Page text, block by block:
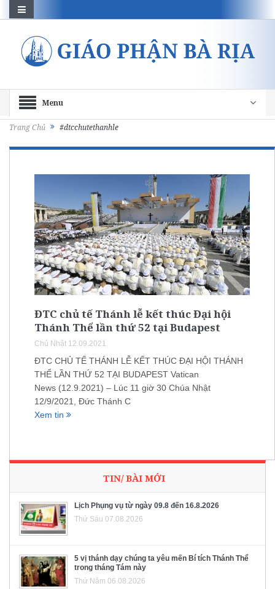
Menu
Trang Chủ #dtcchutethanhle
ĐTC chủ tế Thánh lễ kết thúc Đại hội
Thánh Thể lần thứ 52 tại Budapest
Chủ Nhật 12.09.2021
ĐTC CHỦ TẾ THÁNH LỄ KẾT THÚC ĐẠI HỘI THÁNH
THỂ LẦN THỨ 52 TẠI BUDAPEST Vatican
News (12.9.2021) – Lúc 11 giờ 30 Chúa Nhật
12/9/2021, Đức Thánh C
Xem tin
TIN/ BÀI MỚI
Lịch Phụng vụ từ ngày 09.8 đến 16.8.2026
Thứ Sáu 07.08.2026
5 vị thánh dạy chúng ta yêu mến Bí tích Thánh Thể
trong tháng Tám này
Thứ Năm 06.08.2026